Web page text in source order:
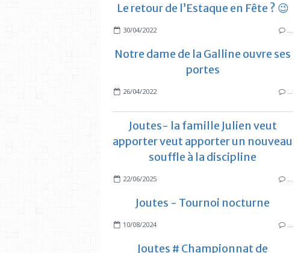
Le retour de l’Estaque en Fête ? 😉
30/04/2022
Notre dame de la Galline ouvre ses
portes
26/04/2022
Joutes- la famille Julien veut
apporter veut apporter un nouveau
souffle à la discipline
22/06/2025
Joutes - Tournoi nocturne
10/08/2024
Joutes # Championnat de